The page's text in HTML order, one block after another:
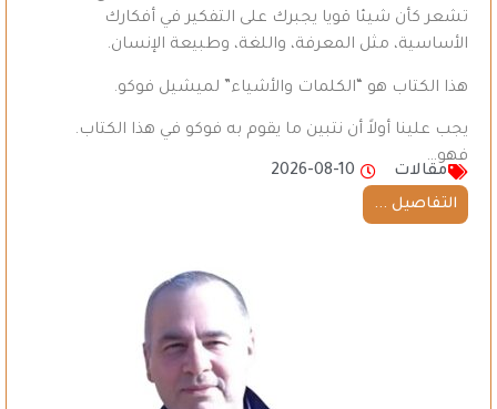
تشعر كأن شيئا قويا يجبرك على التفكير في أفكارك
الأساسية، مثل المعرفة، واللغة، وطبيعة الإنسان.
هذا الكتاب هو “الكلمات والأشياء” لميشيل فوكو.
يجب علينا أولاً أن نتبين ما يقوم به فوكو في هذا الكتاب.
فهو…
مقالات
2026-08-10
التفاصيل ...